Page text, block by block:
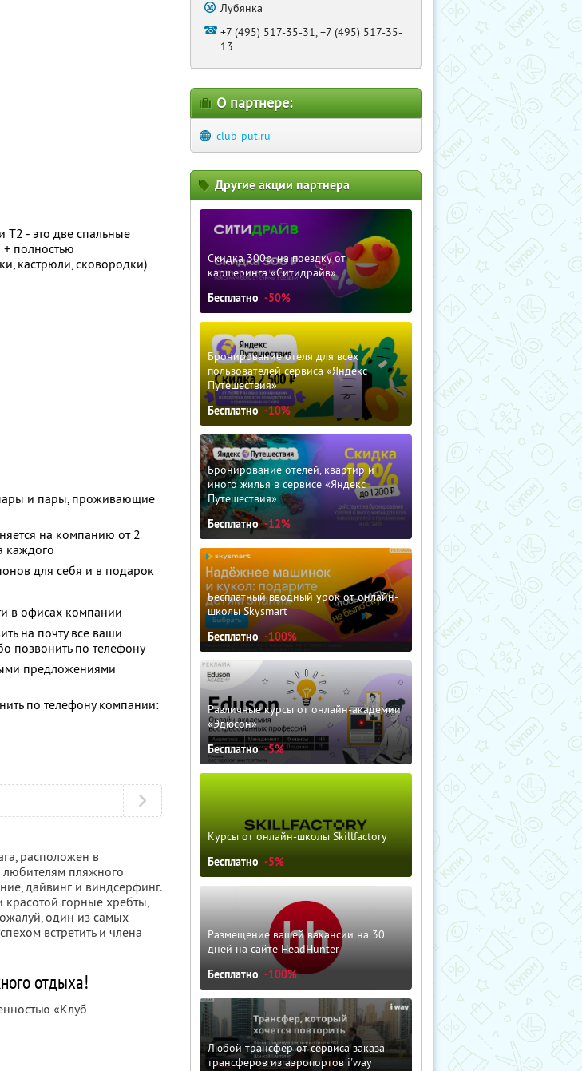
Т2 - это две спальные
+ полностью
кастрюли, сковородки)
и пары, проживающие
на компанию от 2
каждого
для себя и в подарок
в офисах компании
на почту все ваши
позвонить по телефону
предложениями
по телефону компании:
расположен в
любителям пляжного
дайвинг и виндсерфинг.
горные хребты,
один из самых
встретить и члена
отдыха!
«Клуб
Лубянка
+7 (495) 517-35-31, +7 (495) 517-35-
13
О партнере:
club-put.ru
Другие акции партнера
Скидка 300р. на поездку от
каршеринга «Ситидрайв»
Бесплатно -50%
Бронирование отеля для всех
пользователей сервиса «Яндекс
Путешествия»
Бесплатно -10%
Бронирование отелей, квартир и
иного жилья в сервисе «Яндекс
Путешествия»
Бесплатно -12%
Бесплатный вводный урок от онлайн-
школы Skysmart
Бесплатно -100%
Различные курсы от онлайн-академии
«Эдюсон»
Бесплатно -5%
Курсы от онлайн-школы Skillfactory
Бесплатно -5%
Размещение вашей вакансии на 30
дней на сайте HeadHunter
Бесплатно -100%
Любой трансфер от сервиса заказа
трансферов из аэропортов i'way